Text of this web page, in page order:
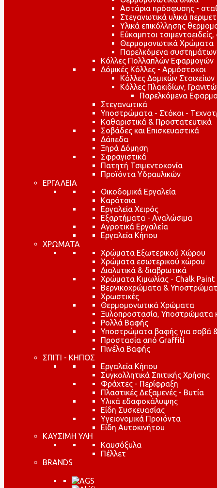
Αστάρια πρόσφυσης -
Στεγανωτικά υλικά
Υλικά επικόλλησης
Εύκαμπτοι
Θερμομονωτικά Χρώματα
Παρελκόμενα
Κόλλες Πολλαπλών Εφαρμογών
Δόμικές Κόλλες - Αρμόστοκοι
Κόλλες Δομικών Στοιχείων
Κόλλες Πλακιδίων,
Παρελκόμενα
Στεγανωτικά
Υποστρώματα - Στόκοι -
Καθαριστικά & Προστατευτικά
Σοβάδες και Επισκευαστικά
Δάπεδα
Ξηρά Δόμηση
Σφραγιστικά
Πατητή Τσιμεντοκονία
Προϊόντα Υδραυλικών
ΕΡΓΑΛΕΙΑ
Οικοδομικά Εργαλεία
Καρότσια
Εργαλεία Χειρός
Εξαρτήματα - Αναλώσιμα
Αγροτικά Εργαλεία
Εργαλεία Κήπου
ΧΡΩΜΑΤΑ
Χρώματα Εξωτερικού Χώρου
Χρώματα εσωτερικού χώρου
Διαλυτικά & διαβρωτικά
Χρώματα Κιμωλίας - Chalk Paint
Βερνικοχρώματα &
Χρωστικές
Θερμομονωτικά Χρώματα
Ξυλοπροστασία, Υποστρώματα
Ρολλά Βαφής
Υποστρώματα βαφής για σοβά
Προστασία από Graffiti
Πινέλα Βαφής
ΣΠΙΤΙ - ΚΗΠΟΣ
Εργαλεία Κήπου
Συγκολλητικά Σπιτικής Χρήσης
Φράχτες - Περίφραξη
Πλαστικές Δεξαμενές - Βυτία
Υλικά εδαφοκάλυψης
Είδη Συσκευασίας
Υγειονομικά Προϊόντα
Είδη Αυτοκινήτου
ΚΑΥΣΙΜΗ ΥΛΗ
Καυσόξυλα
Πέλλετ
BRANDS